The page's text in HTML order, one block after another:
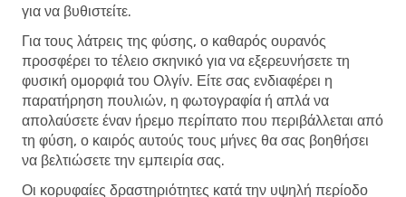
για να βυθιστείτε.
Για τους λάτρεις της φύσης, ο καθαρός ουρανός
προσφέρει το τέλειο σκηνικό για να εξερευνήσετε τη
φυσική ομορφιά του Ολγίν. Είτε σας ενδιαφέρει η
παρατήρηση πουλιών, η φωτογραφία ή απλά να
απολαύσετε έναν ήρεμο περίπατο που περιβάλλεται από
τη φύση, ο καιρός αυτούς τους μήνες θα σας βοηθήσει
να βελτιώσετε την εμπειρία σας.
Οι κορυφαίες δραστηριότητες κατά την υψηλή περίοδο